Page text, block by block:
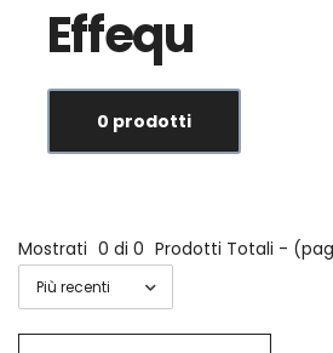
Effequ
0 prodotti
Mostrati 0 di 0 Prodotti Totali -